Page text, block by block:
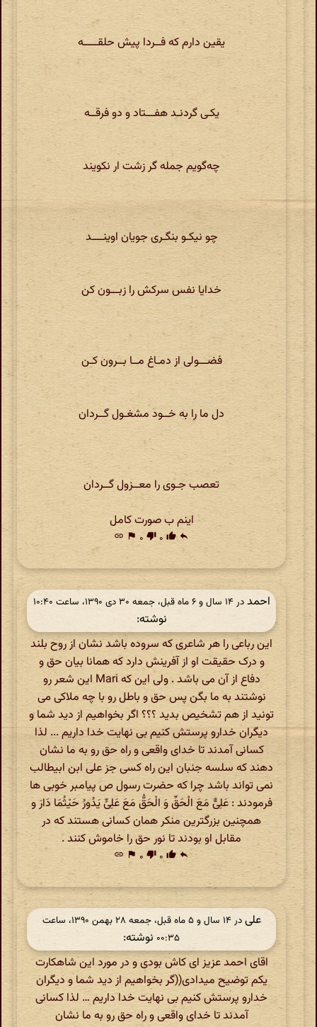
یقین دارم که فــردا پیش حلقـــــه
یکـی گردنـد هفـــتاد و دو فرقــه
چه‌گویم جمله گر زشت ار نکویند
چو نیکـو بنگـری جویان اوینــــد
خدایا نفس سرکش را زبـــون کن
فضـــولی از دمـاغ مـ‌ـا بــرون کـن
دل ما را به خــود مشغـول گــردان
تعصب جـوی را معــزول گــردان
اینم ب صورت کامل
reply
thumb_up ۰ thumb_down ۰ flag
link
احمددر ‫۱۴ سال و ۶ ماه قبل، جمعه ۳۰ دی ۱۳۹۰، ساعت ۱۰:۴۰
نوشته:
این رباعی را هر شاعری که سروده باشد نشان از روح بلند
و درک حقیقت او از آفرینش دارد که همانا بیان حق و
دفاع از آن می باشد . ولی این که Mari این شعر رو
نوشتند به ما بگن پس حق و باطل رو با چه ملاکی می
تونید از هم تشخیص بدید ؟؟؟ اگر بخواهیم از دید شما و
دیگران خدارو پرستش کنیم بی نهایت خدا داریم ... لذا
کسانی آمدند تا خدای واقعی و راه حق رو به ما نشان
دهند که سلسه جنبان این راه کسی جز علی ابن ابیطالب
نمی تواند باشد چرا که حضرت رسول ص پیامبر خوبی ها
فرمودند : عَلِیٌّ مَعَ الْحَقِّ وَ الْحَقُّ مَعَ عَلِیٍّ یَدُورُ حَیْثُمَا دَارَ و
همچنین بزرگترین منکر همان کسانی هستند که در
مقابل او بودند تا نور حق را خاموش کنند .
reply
thumb_up ۰ thumb_down ۰ flag
link
علی
در ‫۱۴ سال و ۵ ماه قبل، جمعه ۲۸ بهمن ۱۳۹۰، ساعت
۰۰:۳۵نوشته:
اقای احمد عزیز ای کاش بودی و در مورد این شاهکارت
یکم توضیح میدادی((گر بخواهیم از دید شما و دیگران
خدارو پرستش کنیم بی نهایت خدا داریم … لذا کسانی
آمدند تا خدای واقعی و راه حق رو به ما نشان